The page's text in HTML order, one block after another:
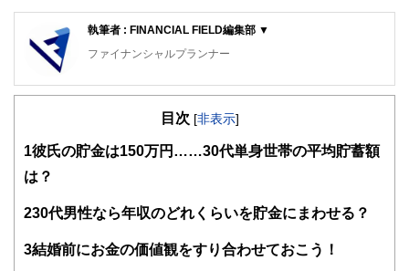
執筆者 : FINANCIAL FIELD編集部 ▼
ファイナンシャルプランナー
FinancialField編集部は、金融、経済に関する記事を、日々
知識がない方でも理解できるようわかりやすく発信していま
関わることで、読者目線のコンテンツを追求しています。
FinancialFieldの特徴は、ファイナンシャルプランナー、弁
目次 [非表示]
1 彼氏の貯金は150万円……30代単身世帯の平均貯蓄額
は？
230代男性なら年収のどれくらいを貯金にまわせる？
3結婚前にお金の価値観をすり合わせておこう！